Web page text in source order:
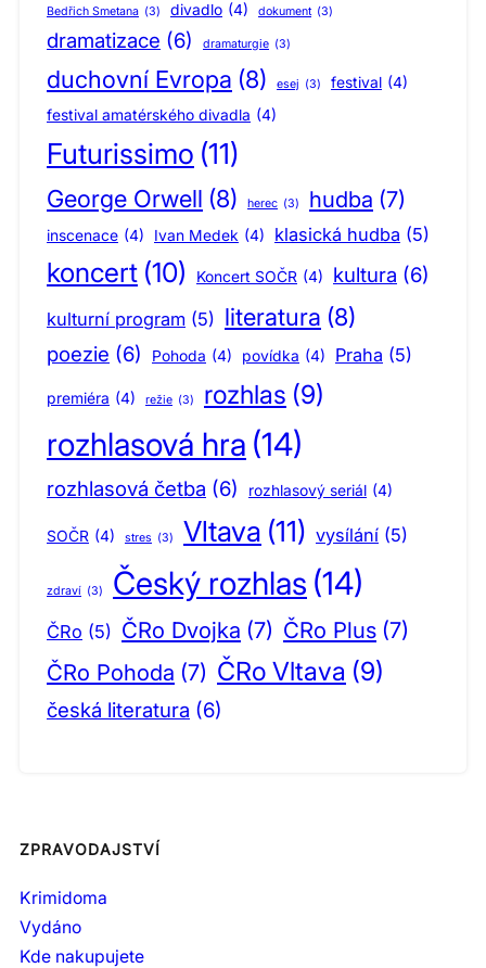
Bedřich Smetana (3) divadlo (4) dokument (3)
dramatizace (6) dramaturgie (3)
duchovní Evropa (8) esej (3) festival (4)
festival amatérského divadla (4)
Futurissimo (11)
George Orwell (8) herec (3) hudba (7)
inscenace (4) Ivan Medek (4) klasická hudba (5)
koncert (10) Koncert SOČR (4) kultura (6)
kulturní program (5) literatura (8)
poezie (6) Pohoda (4) povídka (4) Praha (5)
premiéra (4) režie (3) rozhlas (9)
rozhlasová hra (14)
rozhlasová četba (6) rozhlasový seriál (4)
SOČR (4) stres (3) Vltava (11) vysílání (5)
zdraví (3) Český rozhlas (14)
ČRo (5) ČRo Dvojka (7) ČRo Plus (7)
ČRo Pohoda (7) ČRo Vltava (9)
česká literatura (6)
ZPRAVODAJSTVÍ
Krimidoma
Vydáno
Kde nakupujete